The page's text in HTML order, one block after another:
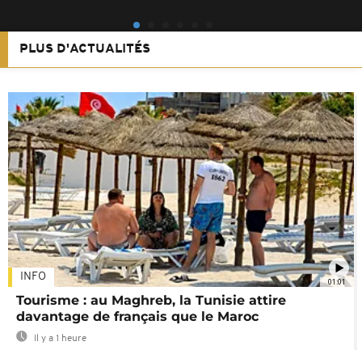
PLUS D'ACTUALITÉS
01:01
INFO
Tourisme : au Maghreb, la Tunisie attire
davantage de français que le Maroc
Il y a 1 heure